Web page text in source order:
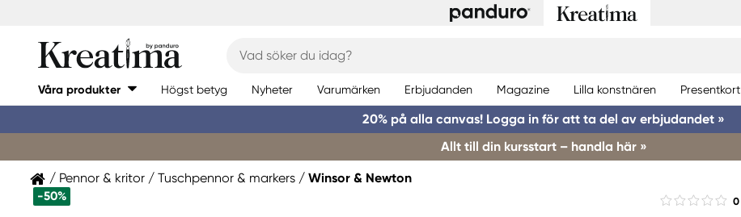
Våra produkter Högst betyg Nyheter Varumärken Erbjudanden Magazine Lilla konstnären Presentkort
20% på alla canvas! Logga in för att ta del av erbjudandet »
Allt till din kursstart – handla här »
Pennor & kritor Tuschpennor & markers Winsor & Newton
-50% 0